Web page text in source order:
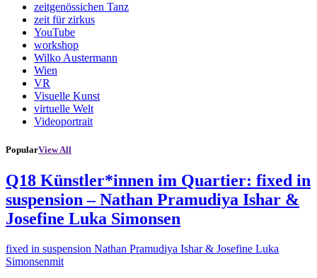
zeitgenössichen Tanz
zeit für zirkus
YouTube
workshop
Wilko Austermann
Wien
VR
Visuelle Kunst
virtuelle Welt
Videoportrait
PopularView All
Q18 Künstler*innen im Quartier: fixed in
suspension – Nathan Pramudiya Ishar &
Josefine Luka Simonsen
fixed in suspension Nathan Pramudiya Ishar & Josefine Luka
Simonsenmit